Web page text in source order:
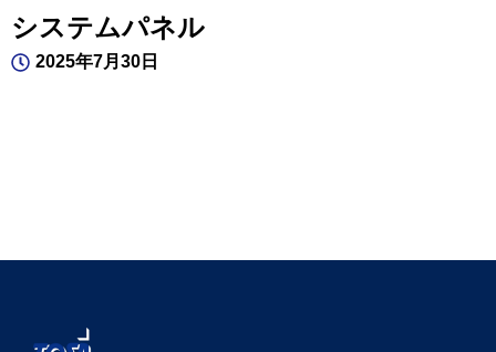
システムパネル
2025年7月30日